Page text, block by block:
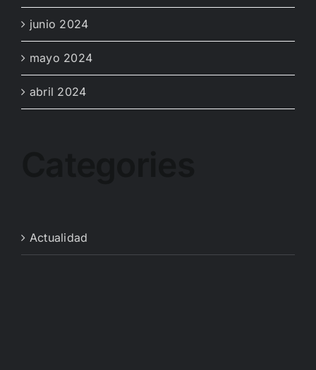
junio 2024
mayo 2024
abril 2024
Actualidad